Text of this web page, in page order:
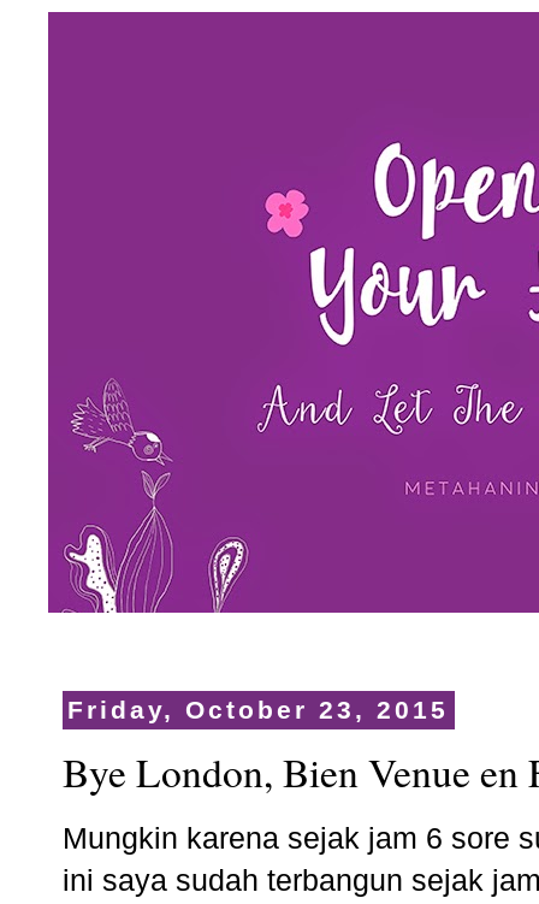
Friday, October 23, 2015
Bye London, Bien Venue en
Mungkin karena sejak jam 6 sore
ini saya sudah terbangun sejak